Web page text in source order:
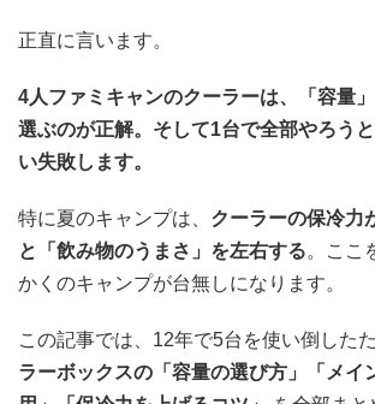
正直に言います。
4人ファミキャンのクーラーは、「容量
選ぶのが正解。そして1台で全部やろう
い失敗します。
特に夏のキャンプは、 クーラーの保冷力
と「飲み物のうまさ」を左右する。ここ
かくのキャンプが台無しになります。
この記事では、12年で5台を使い倒したた
ラーボックスの「容量の選び方」「メイ